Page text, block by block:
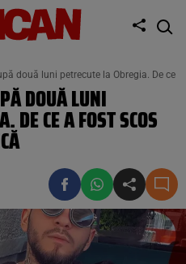
două luni petrecute la Obregia. De ce
DOUĂ LUNI
DE CE A FOST SCOS